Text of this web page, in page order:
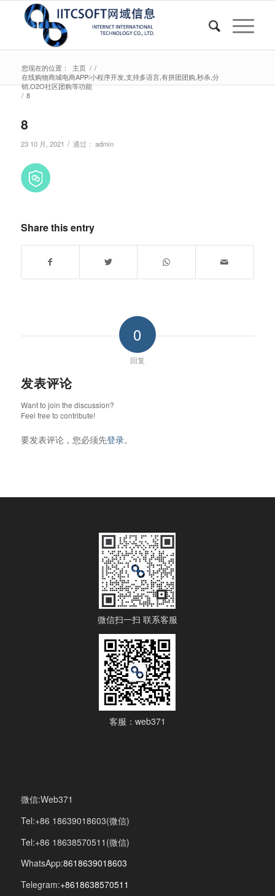
您现在的位置： 主页 / /
在线购物商城电商APP/小程序开发,支持多语言,有拼团团购,秒杀,分
销,O2O社区团购等功能
/ 8
8
23 10 月, 2021 / 通过： admin
Share this entry
0
回复
发表评论
Want to join the discussion?
Feel free to contribute!
要发表评论，您必须先登录。
微信扫一扫 联系客服
客服：web371
微信:Web371
Tel:+86 18639018603(微信)
Tel:+86 18638570511(微信)
WhatsApp:8618639018603
Telegram:+8618638570511